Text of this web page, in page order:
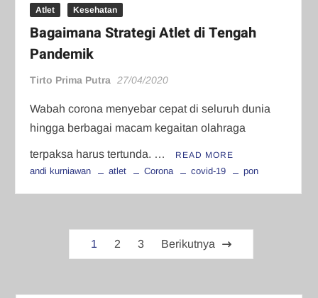
Atlet Kesehatan
Bagaimana Strategi Atlet di Tengah
Pandemik
Tirto Prima Putra 27/04/2020
Wabah corona menyebar cepat di seluruh dunia
hingga berbagai macam kegaitan olahraga
terpaksa harus tertunda. … READ MORE
andi kurniawan atlet Corona covid-19 pon
Paginasi1 2 3 Berikutnya